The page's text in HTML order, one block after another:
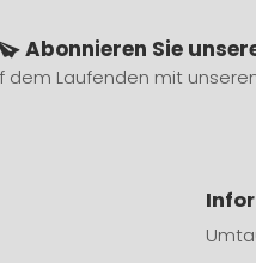
Abonnieren Sie
dem Laufenden mit